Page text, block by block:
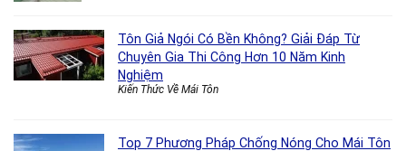
Tôn Giả Ngói Có Bền Không? Giải Đáp Từ
Chuyên Gia Thi Công Hơn 10 Năm Kinh
Nghiệm
Kiến Thức Về Mái Tôn
Top 7 Phương Pháp Chống Nóng Cho Mái Tôn